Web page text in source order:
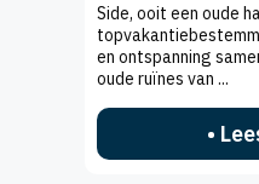
Side, ooit een oude
en ontspanning
oude ruïnes van ...
•